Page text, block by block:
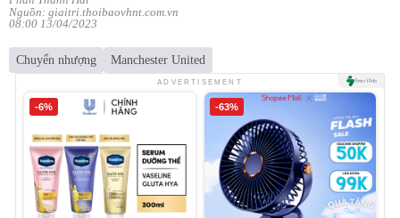
Nguồn: giaitri.thoibaovhnt.com.vn
08:00 13/04/2023
Chuyển nhượng Manchester United
ADVERTISEMENT
-6% -63%